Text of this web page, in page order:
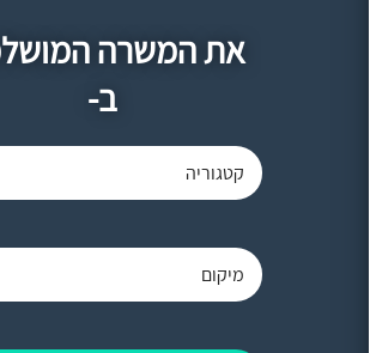
את המשרה
ב-
קטגוריה
מיקום